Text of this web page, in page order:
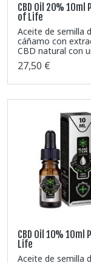
CBD Oil 20% 10ml
of Life
Aceite de semilla
cáñamo con
CBD natural con
27,50 €
CBD Oil 10% 10ml
Life
Aceite de semilla